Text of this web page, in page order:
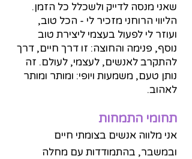
שאני מנסה לדייק ולשכלל כל הזמן.
הליווי הרוחני מזכיר לי - הכל טוב,
ועוזר לי לפעול בעצמי ליצירת טוב
נוסף, פנימה והחוצה: זו דרך חיים, דרך
להתקרב לאנשים, לעצמי, לעולם. זה
נותן טעם, משמעות ויופי: ומותר ומותר
לאהוב.
תחומי התמחות
אני מלווה אנשים בצומתי חיים
ובמשבר, בהתמודדות עם מחלה